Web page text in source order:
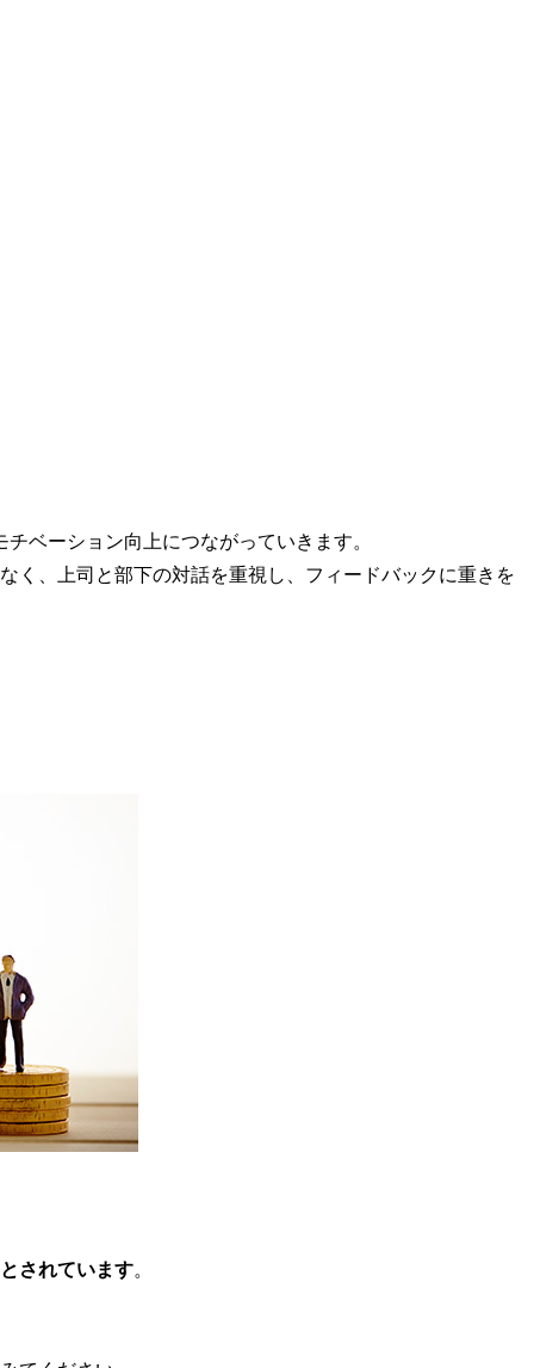
ベーション向上につながっていきます。
く、上司と部下の対話を重視し、フィードバックに重きを
されています。